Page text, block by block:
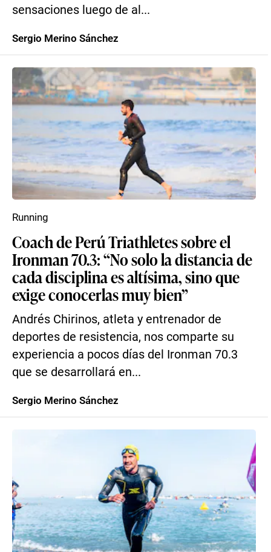
sensaciones luego de al...
Sergio Merino Sánchez
Coach de Perú Triathletes sobre el
Ironman 70.3: “No solo la distancia de
cada disciplina es altísima, sino que
exige conocerlas muy bien”
Andrés Chirinos, atleta y entrenador de
deportes de resistencia, nos comparte su
experiencia a pocos días del Ironman 70.3
que se desarrollará en...
Running
Sergio Merino Sánchez